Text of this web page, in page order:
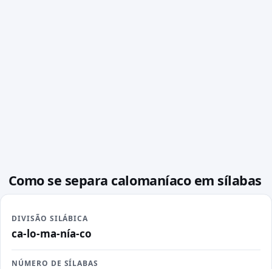
Como se separa calomaníaco em sílabas
DIVISÃO SILÁBICA
ca-lo-ma-nía-co
NÚMERO DE SÍLABAS